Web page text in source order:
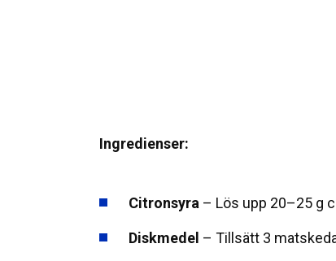
Ingredienser:
Citronsyra – Lös upp 20–25 g
Diskmedel – Tillsätt 3